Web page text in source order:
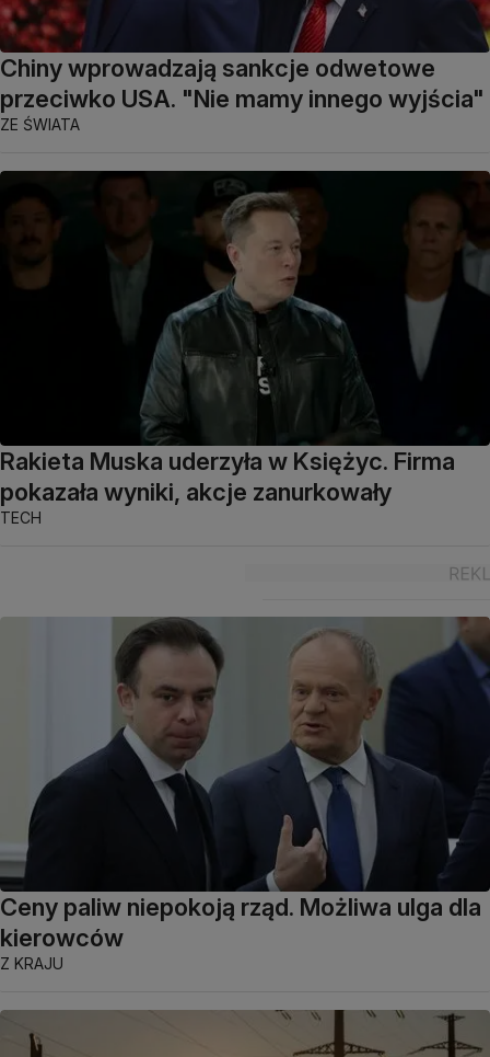
Chiny wprowadzają sankcje odwetowe
przeciwko USA. "Nie mamy innego wyjścia"
ZE ŚWIATA
Rakieta Muska uderzyła w Księżyc. Firma
pokazała wyniki, akcje zanurkowały
TECH
Ceny paliw niepokoją rząd. Możliwa ulga dla
kierowców
Z KRAJU